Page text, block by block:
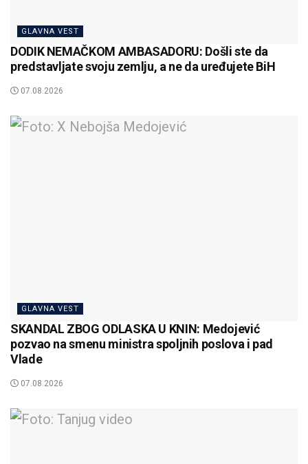
GLAVNA VEST
DODIK NEMAČKOM AMBASADORU: Došli ste da
predstavljate svoju zemlju, a ne da uređujete BiH
07.08.2026
GLAVNA VEST
SKANDAL ZBOG ODLASKA U KNIN: Medojević
pozvao na smenu ministra spoljnih poslova i pad
Vlade
07.08.2026